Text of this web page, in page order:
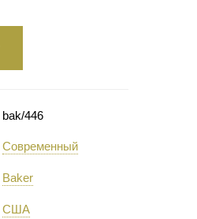
bak/446
Современный
Baker
США